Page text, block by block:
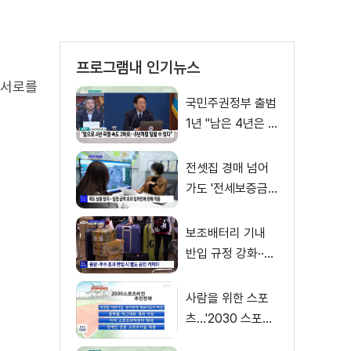
로를
프로그램내 인기뉴스
국민주권정부 출범
1년 "남은 4년은 8
전셋집 경매 넘어
가도 '전세보증금'
보조배터리 기내
반입 규정 강화··
사람을 위한 스포
츠…'2030 스포츠